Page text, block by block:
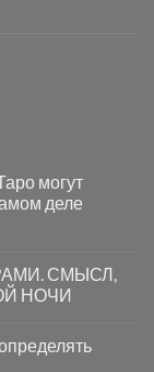
могут
деле
СМЫСЛ,
НОЧИ